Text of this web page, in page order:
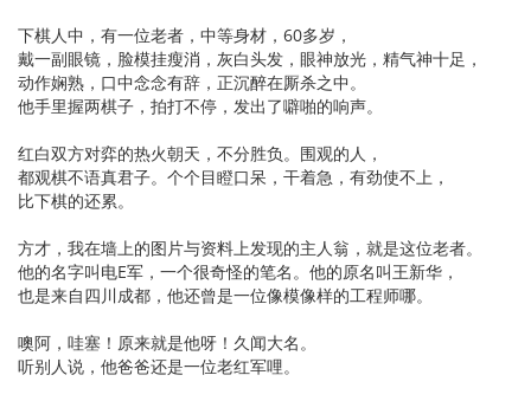
下棋人中，有一位老者，中等身材，60多岁，
戴一副眼镜，脸模挂瘦消，灰白头发，眼神放光，精气神十足，
动作娴熟，口中念念有辞，正沉醉在厮杀之中。
他手里握两棋子，拍打不停，发出了噼啪的响声。
红白双方对弈的热火朝天，不分胜负。围观的人，
都观棋不语真君子。个个目瞪口呆，干着急，有劲使不上，
比下棋的还累。
方才，我在墙上的图片与资料上发现的主人翁，就是这位老者。
他的名字叫电E军，一个很奇怪的笔名。他的原名叫王新华，
也是来自四川成都，他还曾是一位像模像样的工程师哪。
噢阿，哇塞！原来就是他呀！久闻大名。
听别人说，他爸爸还是一位老红军哩。